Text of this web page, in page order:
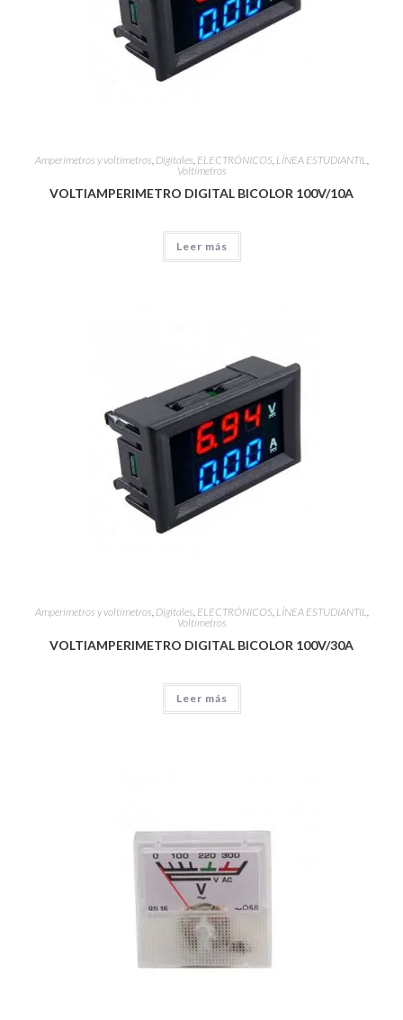
Amperímetros y voltímetros Digitales ELECTRÓNICOS, LÍNEA ESTUDIANTIL
Voltímetros
VOLTIAMPERIMETRO DIGITAL BICOLOR 100V/10A
Leer más
Amperímetros y voltímetros, Digitales, ELECTRÓNICOS, LÍNEA ESTUDIANTIL,
Voltímetros
VOLTIAMPERIMETRO DIGITAL BICOLOR 100V/30A
Leer más